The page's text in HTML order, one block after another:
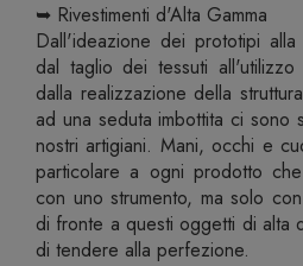
➥ Rivestimenti d'Alta Gamma
Dall'ideazione dei prototipi
dal taglio dei tessuti
dalla realizzazione della
ad una seduta imbottita ci sono
nostri artigiani. Mani, occhi e
particolare a ogni prodotto
con uno strumento, ma solo
di fronte a questi oggetti di alta
di tendere alla perfezione.